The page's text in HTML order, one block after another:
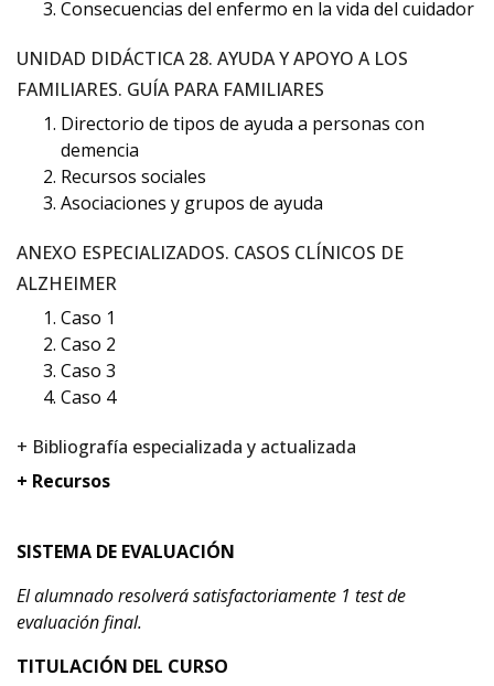
Consecuencias del enfermo en la vida del cuidador
UNIDAD DIDÁCTICA 28. AYUDA Y APOYO A LOS
FAMILIARES. GUÍA PARA FAMILIARES
Directorio de tipos de ayuda a personas con
demencia
Recursos sociales
Asociaciones y grupos de ayuda
ANEXO ESPECIALIZADOS. CASOS CLÍNICOS DE
ALZHEIMER
Caso 1
Caso 2
Caso 3
Caso 4
+ Bibliografía especializada y actualizada
+ Recursos
SISTEMA DE EVALUACIÓN
El alumnado resolverá satisfactoriamente 1 test de
evaluación final.
TITULACIÓN DEL CURSO